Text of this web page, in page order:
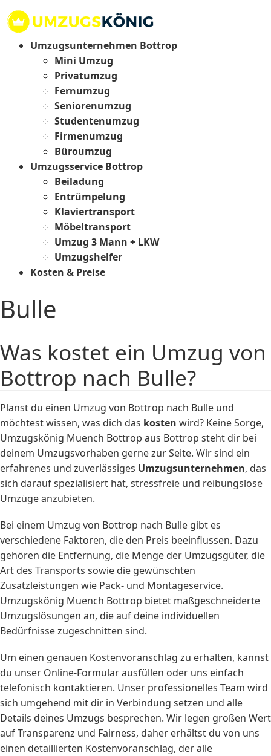
Umzugsunternehmen Bottrop
Mini Umzug
Privatumzug
Fernumzug
Seniorenumzug
Studentenumzug
Firmenumzug
Büroumzug
Umzugsservice Bottrop
Beiladung
Entrümpelung
Klaviertransport
Möbeltransport
Umzug 3 Mann + LKW
Umzugshelfer
Kosten & Preise
Bulle
Was kostet ein Umzug von
Bottrop nach Bulle?
Planst du einen Umzug von Bottrop nach Bulle und
möchtest wissen, was dich das kosten wird? Keine Sorge,
Umzugskönig Muench Bottrop aus Bottrop steht dir bei
deinem Umzugsvorhaben gerne zur Seite. Wir sind ein
erfahrenes und zuverlässiges Umzugsunternehmen, das
sich darauf spezialisiert hat, stressfreie und reibungslose
Umzüge anzubieten.
Bei einem Umzug von Bottrop nach Bulle gibt es
verschiedene Faktoren, die den Preis beeinflussen. Dazu
gehören die Entfernung, die Menge der Umzugsgüter, die
Art des Transports sowie die gewünschten
Zusatzleistungen wie Pack- und Montageservice.
Umzugskönig Muench Bottrop bietet maßgeschneiderte
Umzugslösungen an, die auf deine individuellen
Bedürfnisse zugeschnitten sind.
Um einen genauen Kostenvoranschlag zu erhalten, kannst
du unser Online-Formular ausfüllen oder uns einfach
telefonisch kontaktieren. Unser professionelles Team wird
sich umgehend mit dir in Verbindung setzen und alle
Details deines Umzugs besprechen. Wir legen großen Wert
auf Transparenz und Fairness, daher erhältst du von uns
einen detaillierten Kostenvoranschlag, der alle